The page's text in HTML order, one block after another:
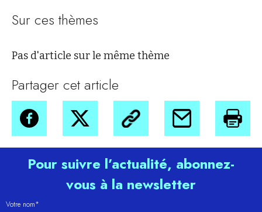
Sur ces thèmes
Pas d'article sur le même thème
Partager cet article
Pour suivre l’actualité, abonnez-
vous à la newsletter
Votre nom*